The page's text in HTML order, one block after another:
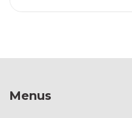
Menus